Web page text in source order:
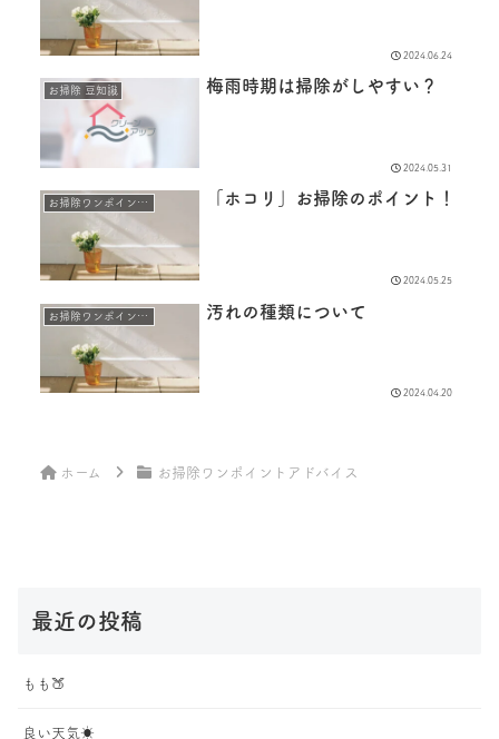
2024.06.24
お掃除 豆知識 梅雨時期は掃除がしやすい？
2024.05.31
お掃除ワンポイントアドバイス 「ホコリ」お掃除のポイント！
2024.05.25
お掃除ワンポイントアドバイス 汚れの種類について
2024.04.20
ホーム お掃除ワンポイントアドバイス
最近の投稿
もも🍑
良い天気☀️